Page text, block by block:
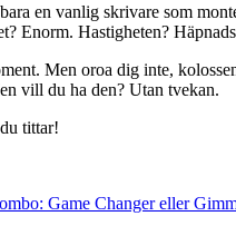
en vanlig skrivare som
Enorm. Hastigheten?
Men oroa dig inte,
vill du ha den? Utan tvekan.
tittar!
Game Changer eller